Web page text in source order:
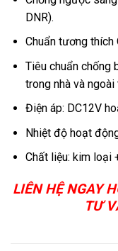
DNR).
Chuẩn tương thích
Tiêu chuẩn chống
trong nhà và ngoài
Điện áp: DC12V
Nhiệt độ hoạt
Chất liệu: kim loại
LIÊN HỆ NGAY
TƯ